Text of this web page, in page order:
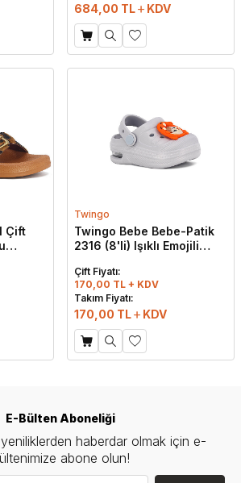
684,00 TL KDV
Çift
Twingo
Twingo Bebe Bebe-Patik
2316 (8'li) Işıklı Emojili
Çift Fiyatı:
170,00 TL + KDV
Takım Fiyatı:
170,00 TL KDV
E-Bülten Aboneliği
haberdar olmak için e-
abone olun!